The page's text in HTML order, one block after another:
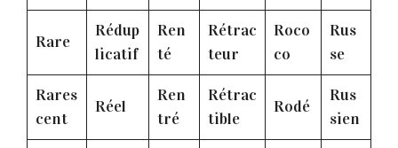
Rare
Rédup
licatif
Ren
té
Rétrac
teur
Roco
co
Rus
se
Rares
cent
Réel
Ren
tré
Rétrac
tible
Rodé
Rus
sien